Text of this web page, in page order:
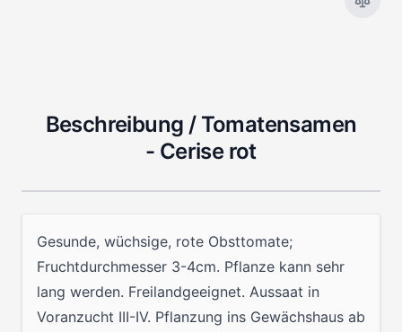
Beschreibung / Tomatensamen
- Cerise rot
Gesunde, wüchsige, rote Obsttomate;
Fruchtdurchmesser 3-4cm. Pflanze kann sehr
lang werden. Freilandgeeignet. Aussaat in
Voranzucht III-IV. Pflanzung ins Gewächshaus ab